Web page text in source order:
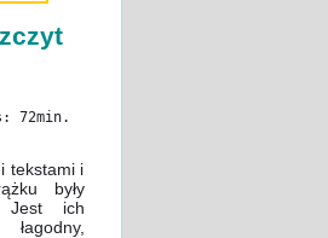
72min.
tekstami i
były
Jest ich